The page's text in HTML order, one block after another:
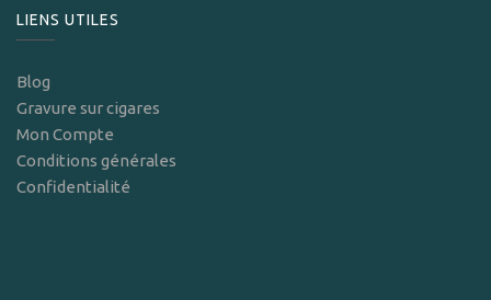
LIENS UTILES
Blog
Gravure sur cigares
Mon Compte
Conditions générales
Confidentialité